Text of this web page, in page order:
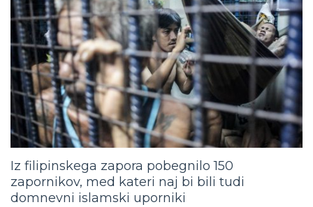
Iz filipinskega zapora pobegnilo 150
zapornikov, med kateri naj bi bili tudi
domnevni islamski uporniki